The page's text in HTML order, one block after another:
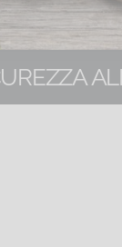
8 corsi di